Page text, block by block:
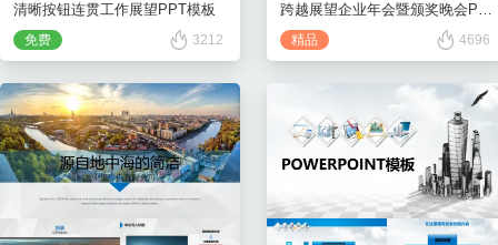
清晰按钮连贯工作展望PPT模板
免费 3212
跨越展望企业年会暨颁奖晚会PPT模板
精品 4696